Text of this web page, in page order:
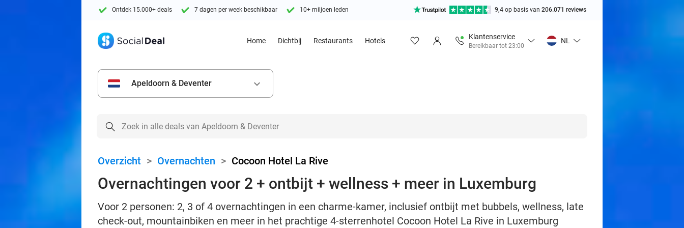
Ontdek 15.000+ deals 7 dagen per week beschikbaar 10+ miljoen leden 9,4 op basis van 206.071 reviews
Home Dichtbij Restaurants Hotels
Klantenservice
Bereikbaar tot 23:00
NL
Apeldoorn & Deventer keyboard_arrow_down
Overzicht > Overnachten > Cocoon Hotel La Rive
Overnachtingen voor 2 + ontbijt + wellness + meer in Luxemburg
Voor 2 personen: 2, 3 of 4 overnachtingen in een charme-kamer, inclusief ontbijt met bubbels, wellness, late
check-out, mountainbiken en meer in het prachtige 4-sterrenhotel Cocoon Hotel La Rive in Luxemburg